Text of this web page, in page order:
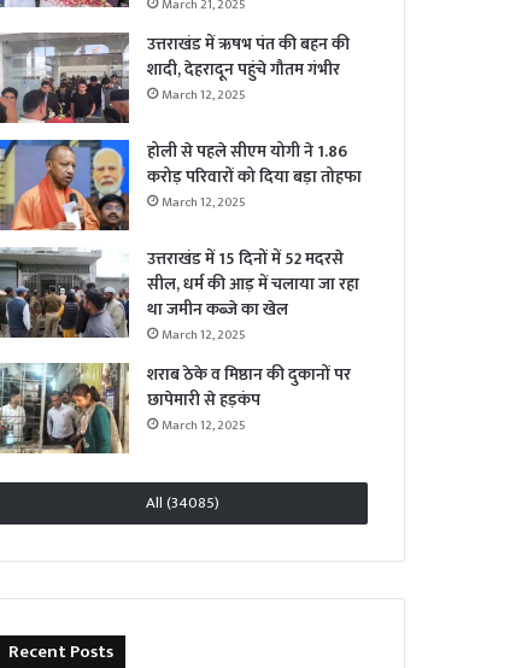
March 21, 2025
उत्तराखंड में ऋषभ पंत की बहन की
शादी, देहरादून पहुंचे गौतम गंभीर
March 12, 2025
होली से पहले सीएम योगी ने 1.86
करोड़ परिवारों को दिया बड़ा तोहफा
March 12, 2025
उत्तराखंड में 15 दिनों में 52 मदरसे
सील, धर्म की आड़ में चलाया जा रहा
था जमीन कब्जे का खेल
March 12, 2025
शराब ठेके व मिष्ठान की दुकानों पर
छापेमारी से हड़कंप
March 12, 2025
All (34085)
Recent Posts